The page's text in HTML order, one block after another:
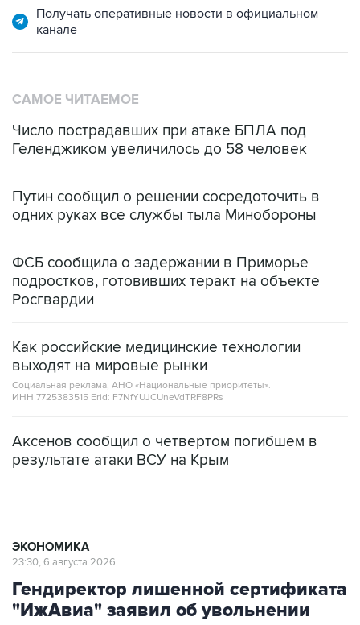
Получать оперативные новости в официальном
канале
САМОЕ ЧИТАЕМОЕ
Число пострадавших при атаке БПЛА под
Геленджиком увеличилось до 58 человек
Путин сообщил о решении сосредоточить в
одних руках все службы тыла Минобороны
ФСБ сообщила о задержании в Приморье
подростков, готовивших теракт на объекте
Росгвардии
Как российские медицинские технологии
выходят на мировые рынки
Социальная реклама, АНО «Национальные приоритеты».
ИНН 7725383515 Erid: F7NfYUJCUneVdTRF8PRs
Аксенов сообщил о четвертом погибшем в
результате атаки ВСУ на Крым
ЭКОНОМИКА
23:30, 6 августа 2026
Гендиректор лишенной сертификата
"ИжАвиа" заявил об увольнении